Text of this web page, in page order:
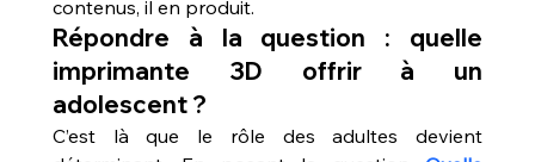
contenus, il en produit.
Répondre à la question : quelle
imprimante 3D offrir à un
adolescent ?
C’est là que le rôle des adultes devient